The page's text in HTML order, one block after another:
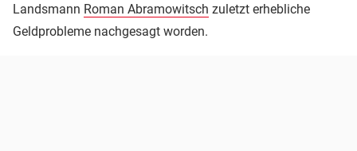
Landsmann Roman Abramowitsch zuletzt erhebliche
Geldprobleme nachgesagt worden.